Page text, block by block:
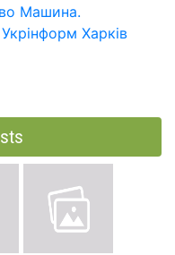
Машина.
Укрінформ Харків